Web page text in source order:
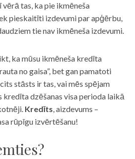
tas, ka pie ikmēneša
pieskaitīti izdevumi par apģērbu,
tie nav ikmēneša izdevumi.
ka mūsu ikmēneša kredīta
no gaisa”, bet gan pamatoti
stāsts ir tas, vai mēs spējam
kredīta dzēšanas visa perioda laikā
Kredīts, aizdevums –
rūpīgu izvērtēšanu!